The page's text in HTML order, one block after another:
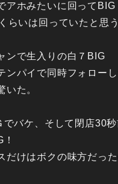
アホみたいに回ってBIG
らいは回っていたと思う
ンで生入りの白７BIG
ンパイで同時フォロー
いた。
でバケ、そして閉店30
だけはボクの味方だっ